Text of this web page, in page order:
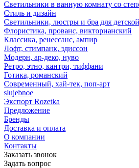
Светильники в ванную комнату со
Стиль и дизайн
Светильники, люстры и бра для
Флористика, прованс, викторианский
Классика, ренессанс, ампир
Лофт, стимпанк, эдиссон
Модерн, ар-деко, нуво
Ретро, этно, кантри, тиффани
Готика, романский
Современный, хай-тек, поп-арт
slujebnoe
Экспорт Rozetka
Предложение
Бренды
Доставка и оплата
О компании
Контакты
Заказать звонок
Задать вопрос